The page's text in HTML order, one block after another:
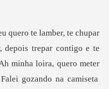
depois trepar contigo e te
minha loira, quero meter